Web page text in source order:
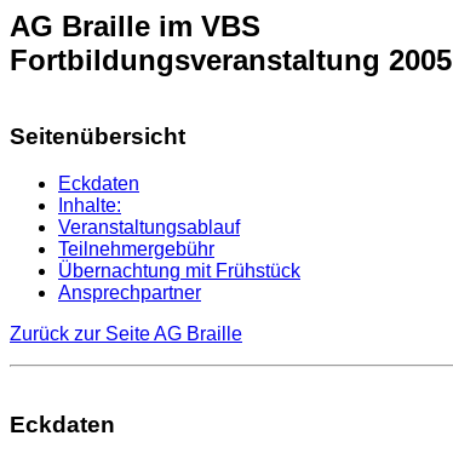
AG Braille im VBS
Fortbildungsveranstaltung 2005
Seitenübersicht
Eckdaten
Inhalte:
Veranstaltungsablauf
Teilnehmergebühr
Übernachtung mit Frühstück
Ansprechpartner
Zurück zur Seite AG Braille
Eckdaten